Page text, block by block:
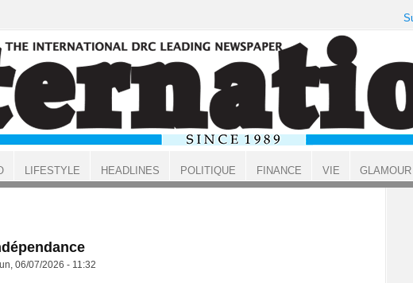
lun, 06/07/2026 - 11:32
LIFESTYLE HEADLINES POLITIQUE FINANCE VIE GLAMOUR